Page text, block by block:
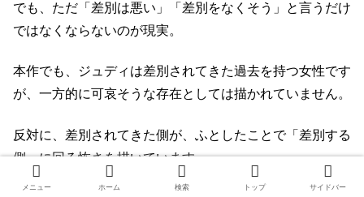
でも、ただ「差別は悪い」「差別をなくそう」と言うだけ
ではなくならないのが現実。
本作でも、ジュディは差別されてきた過去を持つ女性です
が、一方的に可哀そうな存在としては描かれていません。
反対に、差別されてきた側が、ふとしたことで「差別する
側」に回る怖さを描いています。
メニュー ホーム 検索 トップ サイドバー